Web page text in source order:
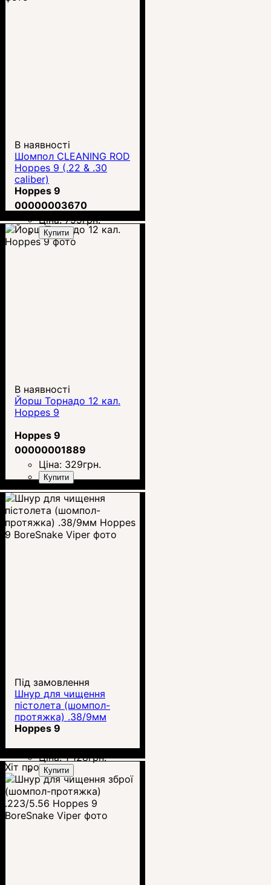
В наявності
Шомпол CLEANING ROD
Hoppes 9 (.22 & .30
caliber)
Hoppes 9
00000003670
Ціна:799грн.
Купити
В наявності
Йорш Торнадо 12 кал.
Hoppes 9
Hoppes 9
00000001889
Ціна: 329грн.
Купити
Під замовлення
Шнур для чищення
пістолета (шомпол-
протяжка) .38/9мм
Hoppes 9 BoreSnake
Hoppes 9
Ціна:1 128грн.
Купити
Хіт продажу